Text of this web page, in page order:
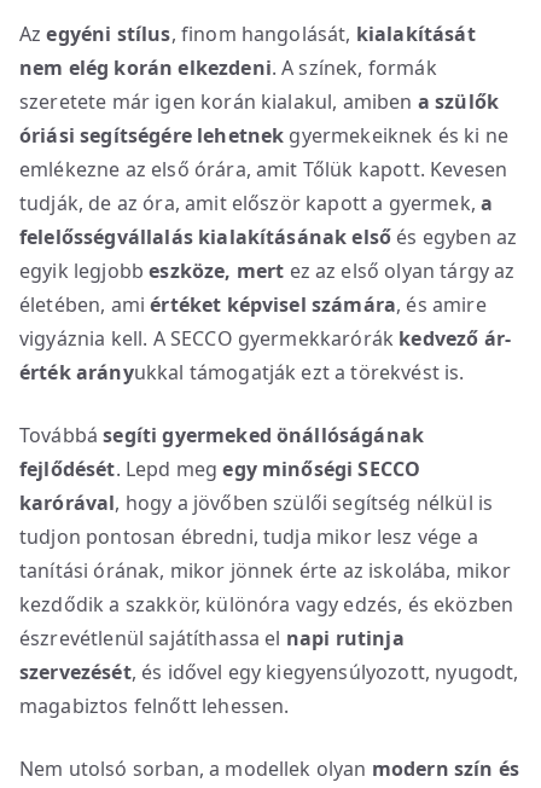
Azegyéni stílus, finom hangolását, kialakítását
nem elég korán elkezdeni. A színek, formák
szeretete már igen korán kialakul, amiben a szülők
óriási segítségére lehetnek gyermekeiknek és ki ne
emlékezne az első órára, amit Tőlük kapott. Kevesen
tudják, de az óra, amit először kapott a gyermek,a
felelősségvállalás kialakításának első és egyben az
egyik legjobbeszköze, mert ez az első olyan tárgy az
életében, amiértéket képvisel számára, és amire
vigyáznia kell. A SECCO gyermekkarórák kedvező ár-
érték arányukkal támogatják ezt a törekvést is.
Továbbásegíti gyermeked önállóságának
fejlődését. Lepd megegy minőségi SECCO
karórával, hogy a jövőben szülői segítség nélkül is
tudjon pontosan ébredni, tudja mikor lesz vége a
tanítási órának, mikor jönnek érte az iskolába, mikor
kezdődik a szakkör, különóra vagy edzés, és eközben
észrevétlenül sajátíthassa el napi rutinja
szervezését, és idővel egy kiegyensúlyozott, nyugodt,
magabiztos felnőtt lehessen.
Nem utolsó sorban, a modellek olyan modern szín és